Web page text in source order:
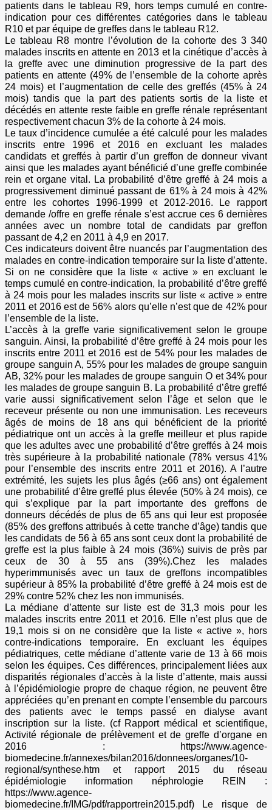
patients dans le tableau R9, hors temps cumulé en contre-
indication pour ces différentes catégories dans le tableau
R10 et par équipe de greffes dans le tableau R12.
Le tableau R8 montre l’évolution de la cohorte des 3 340
malades inscrits en attente en 2013 et la cinétique d’accès à
la greffe avec une diminution progressive de la part des
patients en attente (49% de l’ensemble de la cohorte après
24 mois) et l’augmentation de celle des greffés (45% à 24
mois) tandis que la part des patients sortis de la liste et
décédés en attente reste faible en greffe rénale représentant
respectivement chacun 3% de la cohorte à 24 mois.
Le taux d’incidence cumulée a été calculé pour les malades
inscrits entre 1996 et 2016 en excluant les malades
candidats et greffés à partir d’un greffon de donneur vivant
ainsi que les malades ayant bénéficié d’une greffe combinée
rein et organe vital. La probabilité d’être greffé à 24 mois a
progressivement diminué passant de 61% à 24 mois à 42%
entre les cohortes 1996-1999 et 2012-2016. Le rapport
demande /offre en greffe rénale s’est accrue ces 6 dernières
années avec un nombre total de candidats par greffon
passant de 4,2 en 2011 à 4,9 en 2017.
Ces indicateurs doivent être nuancés par l’augmentation des
malades en contre-indication temporaire sur la liste d’attente.
Si on ne considère que la liste « active » en excluant le
temps cumulé en contre-indication, la probabilité d’être greffé
à 24 mois pour les malades inscrits sur liste « active » entre
2011 et 2016 est de 56% alors qu’elle n’est que de 42% pour
l’ensemble de la liste.
L’accès à la greffe varie significativement selon le groupe
sanguin. Ainsi, la probabilité d’être greffé à 24 mois pour les
inscrits entre 2011 et 2016 est de 54% pour les malades de
groupe sanguin A, 55% pour les malades de groupe sanguin
AB, 32% pour les malades de groupe sanguin O et 34% pour
les malades de groupe sanguin B. La probabilité d’être greffé
varie aussi significativement selon l’âge et selon que le
receveur présente ou non une immunisation. Les receveurs
âgés de moins de 18 ans qui bénéficient de la priorité
pédiatrique ont un accès à la greffe meilleur et plus rapide
que les adultes avec une probabilité d’être greffés à 24 mois
très supérieure à la probabilité nationale (78% versus 41%
pour l’ensemble des inscrits entre 2011 et 2016). A l’autre
extrémité, les sujets les plus âgés (≥66 ans) ont également
une probabilité d’être greffé plus élevée (50% à 24 mois), ce
qui s’explique par la part importante des greffons de
donneurs décédés de plus de 65 ans qui leur est proposée
(85% des greffons attribués à cette tranche d’âge) tandis que
les candidats de 56 à 65 ans sont ceux dont la probabilité de
greffe est la plus faible à 24 mois (36%) suivis de près par
ceux de 30 à 55 ans (39%).Chez les malades
hyperimmunisés avec un taux de greffons incompatibles
supérieur à 85% la probabilité d’être greffé à 24 mois est de
29% contre 52% chez les non immunisés.
La médiane d’attente sur liste est de 31,3 mois pour les
malades inscrits entre 2011 et 2016. Elle n’est plus que de
19,1 mois si on ne considère que la liste « active », hors
contre-indications temporaire. En excluant les équipes
pédiatriques, cette médiane d’attente varie de 13 à 66 mois
selon les équipes. Ces différences, principalement liées aux
disparités régionales d’accès à la liste d’attente, mais aussi
à l’épidémiologie propre de chaque région, ne peuvent être
appréciées qu’en prenant en compte l’ensemble du parcours
des patients avec le temps passé en dialyse avant
inscription sur la liste. (cf Rapport médical et scientifique,
Activité régionale de prélèvement et de greffe d’organe en
2016 : https://www.agence-
biomedecine.fr/annexes/bilan2016/donnees/organes/10-
regional/synthese.htm et rapport 2015 du réseau
épidémiologie information néphrologie REIN :
https://www.agence-
biomedecine.fr/IMG/pdf/rapportrein2015.pdf) Le risque de